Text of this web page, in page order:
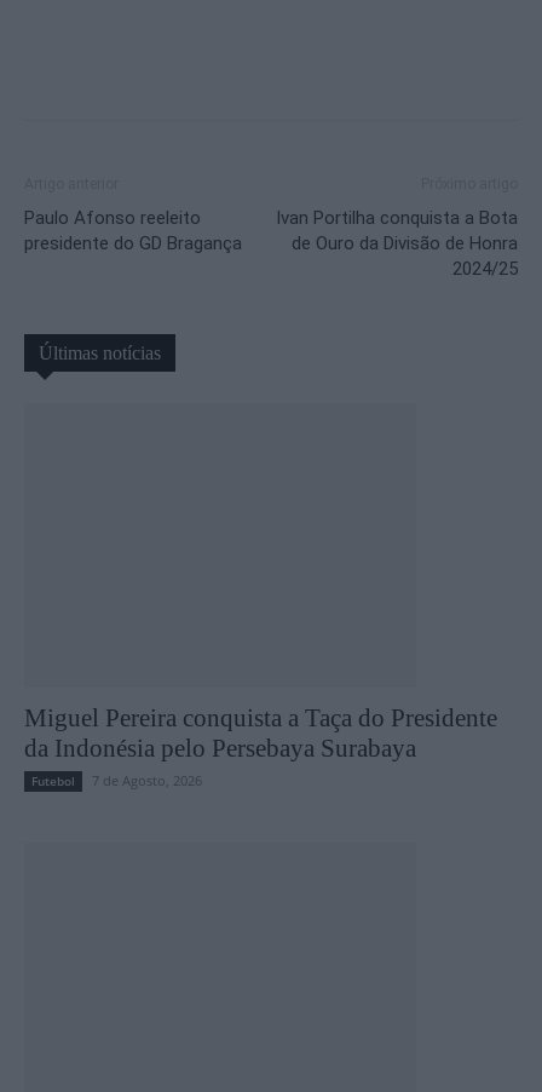
Paulo Afonso reeleito
presidente do GD Bragança
Ivan Portilha conquista a Bota
de Ouro da Divisão de Honra
2024/25
Últimas notícias
Miguel Pereira conquista a Taça do Presidente
da Indonésia pelo Persebaya Surabaya
Futebol 7 de Agosto, 2026